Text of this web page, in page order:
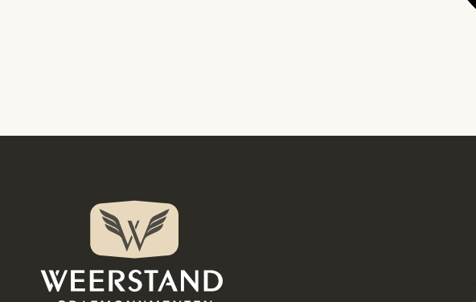
Vriendelijke en respectvolle dienstverlening
waren heel plezierig, er is goed meegedacht met mijn wensen